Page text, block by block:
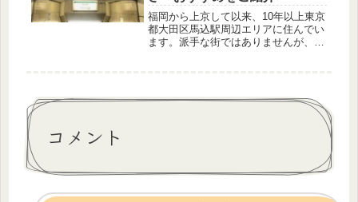
福岡から上京して以来、10年以上東京
都大田区馬込駅周辺エリアに住んでい
ます。派手な街ではありませんが、だ
コメント